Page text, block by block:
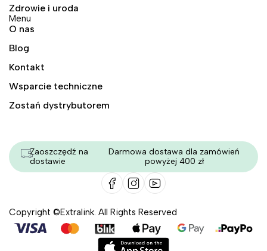
Zdrowie i uroda
Menu
O nas
Blog
Kontakt
Wsparcie techniczne
Zostań dystrybutorem
Zaoszczędź na
dostawie
Darmowa dostawa dla zamówień
powyżej 400 zł
Copyright ©Extralink. All Rights Reserved